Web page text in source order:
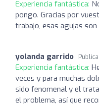
Experiencia fantástica:
pongo. Gracias por
trabajo, esas agujas
yolanda garrido
Experiencia fantástica:
veces y para muchas
sido fenomenal y el
el problema, así que